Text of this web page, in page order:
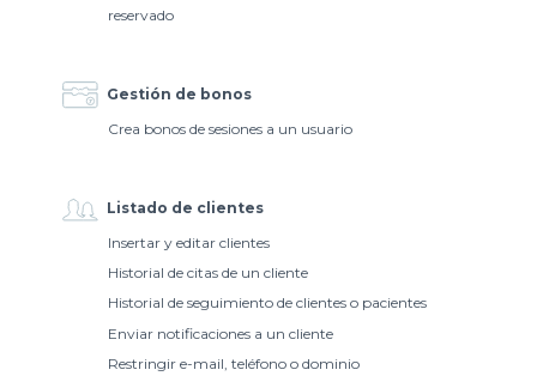
reservado
Gestión de bonos
Crea bonos de sesiones a un usuario
Listado de clientes
Insertar y editar clientes
Historial de citas de un cliente
Historial de seguimiento de clientes o pacientes
Enviar notificaciones a un cliente
Restringir e-mail, teléfono o dominio